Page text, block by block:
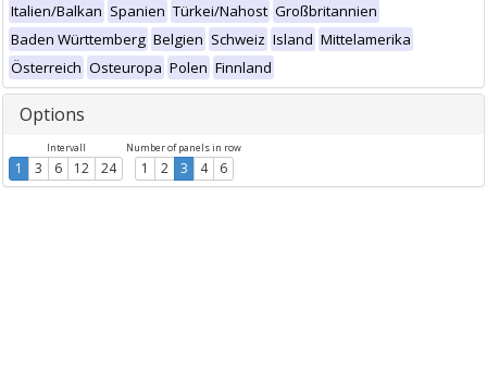
Italien/Balkan Spanien Türkei/Nahost Großbritannien
Baden Württemberg Belgien Schweiz Island Mittelamerika
Österreich Osteuropa Polen Finnland
Options
Intervall
1 3 6 12 24
Number of panels in row
1 2 3 4 6